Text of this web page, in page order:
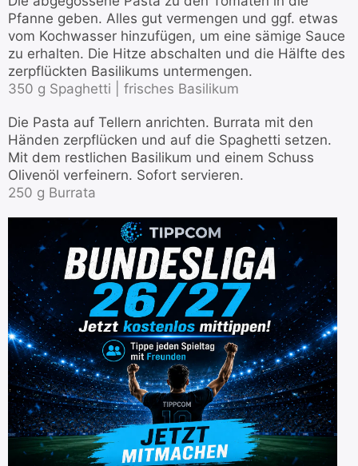
Pfanne geben. Alles gut vermengen und ggf. etwas
vom Kochwasser hinzufügen, um eine sämige Sauce
zu erhalten. Die Hitze abschalten und die Hälfte des
zerpflückten Basilikums untermengen.
350 g Spaghetti |
frisches Basilikum
Die Pasta auf Tellern anrichten. Burrata mit den
Händen zerpflücken und auf die Spaghetti setzen.
Mit dem restlichen Basilikum und einem Schuss
Olivenöl verfeinern. Sofort servieren.
250 g Burrata